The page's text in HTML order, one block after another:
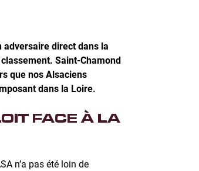
direct dans la
Saint-Chamond
que nos Alsaciens
dans la Loire.
FACE À LA
n’a pas été loin de